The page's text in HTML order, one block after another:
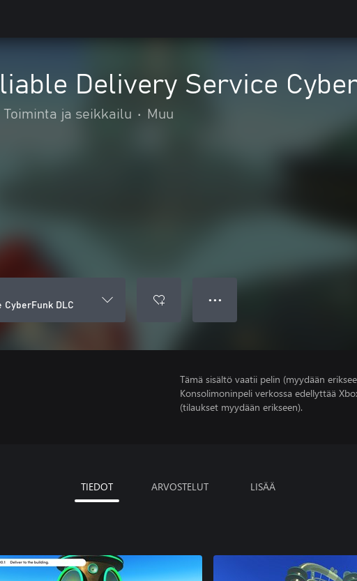
Delivery Service
Toiminta ja seikkailu • Muu
DLC
● ● ●
Tämä sisältö vaatii pelin (myydään
Konsolimoninpeli verkossa edellyttää
(tilaukset myydään erikseen).
TIEDOT ARVOSTELUT LISÄÄ